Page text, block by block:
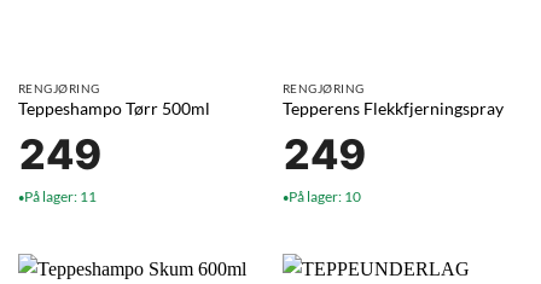
RENGJØRING
Teppeshampo Tørr 500ml
249
●På lager: 11
RENGJØRING
Tepperens Flekkfjerningspray
249
●På lager: 10